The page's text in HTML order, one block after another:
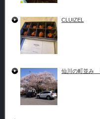
CLUIZEL
仙川の町並み